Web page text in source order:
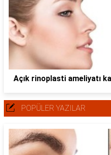
Açık rinoplasti ameliyatı
POPÜLER YAZILAR